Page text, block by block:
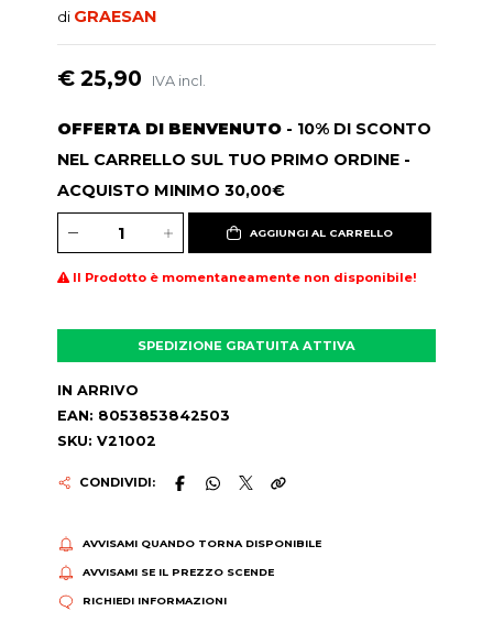
di GRAESAN
€ 25,90 IVA incl.
OFFERTA DI BENVENUTO - 10% DI SCONTO
NEL CARRELLO SUL TUO PRIMO ORDINE -
ACQUISTO MINIMO 30,00€
AGGIUNGI AL CARRELLO
Il Prodotto è momentaneamente non disponibile!
SPEDIZIONE GRATUITA ATTIVA
IN ARRIVO
EAN: 8053853842503
SKU: V21002
CONDIVIDI:
AVVISAMI QUANDO TORNA DISPONIBILE
AVVISAMI SE IL PREZZO SCENDE
RICHIEDI INFORMAZIONI